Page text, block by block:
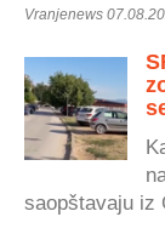
Vranjenews
saopštavaju iz